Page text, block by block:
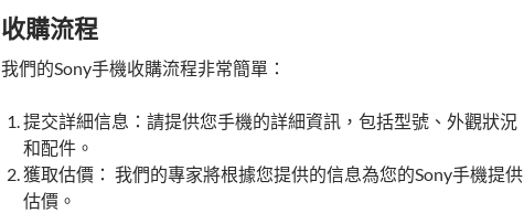
收購流程
我們的Sony手機收購流程非常簡單：
提交詳細信息：請提供您手機的詳細資訊，包括型號、外觀狀況
和配件。
獲取估價： 我們的專家將根據您提供的信息為您的Sony手機提供
估價。